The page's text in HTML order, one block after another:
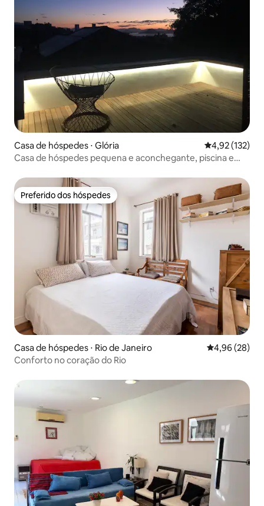
Casa de hóspedes ⋅ Glória 4,92 de uma
4,92 (132)
Casa de hóspedes pequena e aconchegante, piscina e
Preferido dos hóspedes
Preferido dos hóspedes
Casa de hóspedes ⋅ Rio de Janeiro 4,96 de uma
4,96 (28)
Conforto no coração do Rio